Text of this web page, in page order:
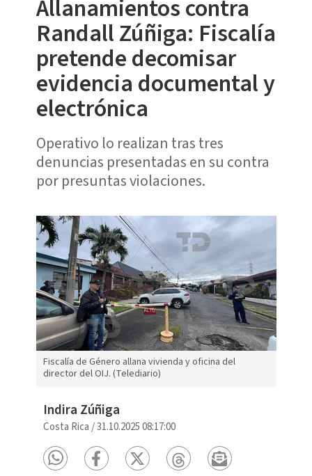
Allanamientos contra
Randall Zúñiga: Fiscalía
pretende decomisar
evidencia documental y
electrónica
Operativo lo realizan tras tres
denuncias presentadas en su contra
por presuntas violaciones.
Fiscalía de Género allana vivienda y oficina del
director del OIJ. (Telediario)
Indira Zúñiga
Costa Rica /31.10.2025 08:17:00